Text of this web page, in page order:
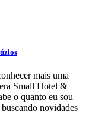
mais uma
Small Hotel &
o quanto eu sou
novidades